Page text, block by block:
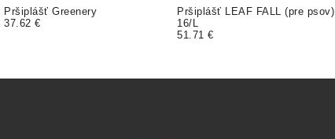
Pršiplášť Greenery
37.62 €
Pršiplášť LEAF FALL (pre psov)
16/L
51.71 €